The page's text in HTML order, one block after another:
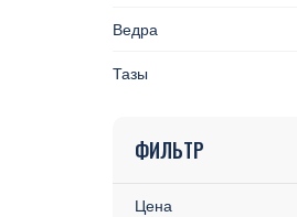
Ведра
Тазы
ФИЛЬТР
Цена